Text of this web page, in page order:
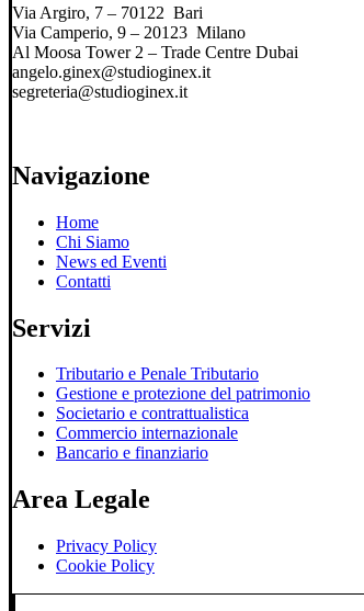
Via Argiro, 7 – 70122 Bari
Via Camperio, 9 – 20123 Milano
Al Moosa Tower 2 – Trade Centre Dubai
angelo.ginex@studioginex.it
segreteria@studioginex.it
Navigazione
Home
Chi Siamo
News ed Eventi
Contatti
Servizi
Tributario e Penale Tributario
Gestione e protezione del patrimonio
Societario e contrattualistica
Commercio internazionale
Bancario e finanziario
Area Legale
Privacy Policy
Cookie Policy